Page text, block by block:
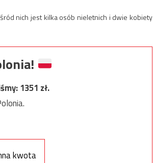
nich jest kilka osób nieletnich i dwie kobiety
1351 zł.
kwota